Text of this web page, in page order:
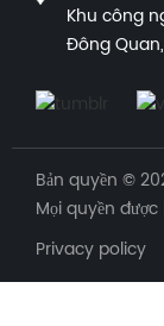
Khu công
Đông
Bản quyền ©
Mọi quyền được
Privacy